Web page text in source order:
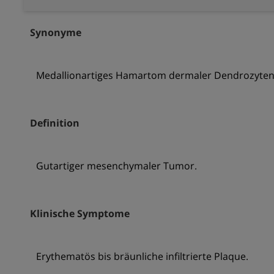
Synonyme
Medallionartiges Hamartom dermaler Dendrozyten
Definition
Gutartiger mesenchymaler Tumor.
Klinische Symptome
Erythematös bis bräunliche infiltrierte Plaque.